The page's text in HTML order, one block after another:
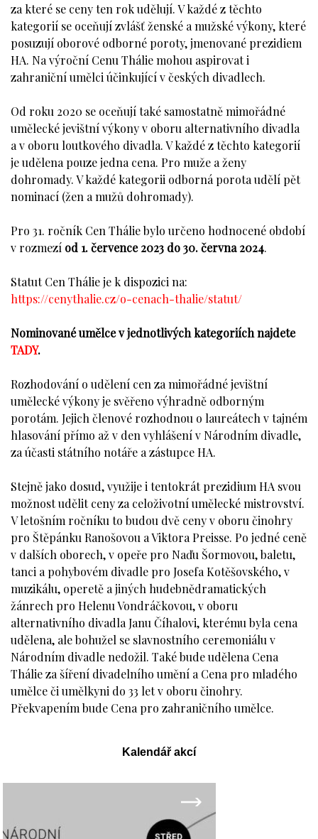
za které se ceny ten rok udělují. V každé z těchto
kategorií se oceňují zvlášť ženské a mužské výkony, které
posuzují oborové odborné poroty, jmenované prezidiem
HA. Na výroční Cenu Thálie mohou aspirovat i
zahraniční umělci účinkující v českých divadlech.
Od roku 2020 se oceňují také samostatně mimořádné
umělecké jevištní výkony v oboru alternativního divadla
a v oboru loutkového divadla. V každé z těchto kategorií
je udělena pouze jedna cena. Pro muže a ženy
dohromady. V každé kategorii odborná porota udělí pět
nominací (žen a mužů dohromady).
Pro 31. ročník Cen Thálie bylo určeno hodnocené období
v rozmezí od 1. července 2023 do 30. června 2024.
Statut Cen Thálie je k dispozici na:
https://cenythalie.cz/o-cenach-thalie/statut/
Nominované umělce v jednotlivých kategoriích najdete
TADY.
Rozhodování o udělení cen za mimořádné jevištní
umělecké výkony je svěřeno výhradně odborným
porotám. Jejich členové rozhodnou o laureátech v tajném
hlasování přímo až v den vyhlášení v Národním divadle,
za účasti státního notáře a zástupce HA.
Stejně jako dosud, využije i tentokrát prezidium HA svou
možnost udělit ceny za celoživotní umělecké mistrovství.
V letošním ročníku to budou dvě ceny v oboru činohry
pro Štěpánku Ranošovou a Viktora Preisse. Po jedné ceně
v dalších oborech, v opeře pro Naďu Šormovou, baletu,
tanci a pohybovém divadle pro Josefa Kotěšovského, v
muzikálu, operetě a jiných hudebnědramatických
žánrech pro Helenu Vondráčkovou, v oboru
alternativního divadla Janu Číhalovi, kterému byla cena
udělena, ale bohužel se slavnostního ceremoniálu v
Národním divadle nedožil. Také bude udělena Cena
Thálie za šíření divadelního umění a Cena pro mladého
umělce či umělkyni do 33 let v oboru činohry.
Překvapením bude Cena pro zahraničního umělce.
Kalendář akcí